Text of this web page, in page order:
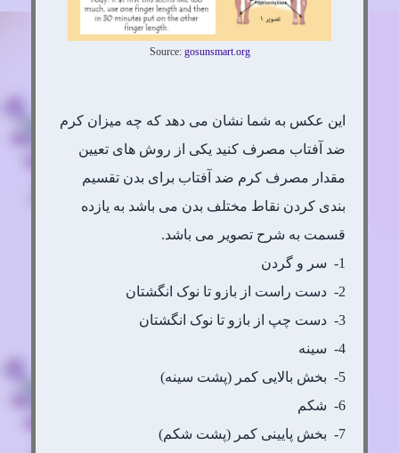
Source: gosunsmart.org
این عکس به شما نشان می دهد که چه میزان کرم
ضد آفتاب مصرف کنید یکی از روش های تعیین
مقدار مصرف کرم ضد آفتاب برای بدن تقسیم
بندی کردن نقاط مختلف بدن می باشد به یازده
قسمت به شرح تصویر می باشد.
1- سر و گردن
2- دست راست از بازو تا نوک انگشتان
3- دست چپ از بازو تا نوک انگشتان
4- سینه
5- بخش بالایی کمر (پشت سینه)
6- شکم
7- بخش پایینی کمر (پشت شکم)